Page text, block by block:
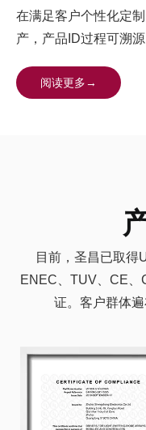
在满足客户个性化定
产，产品ID过程可溯源
阅读更多→
目前，圣昌已取得
ENEC、TUV、CE
证。客户群体